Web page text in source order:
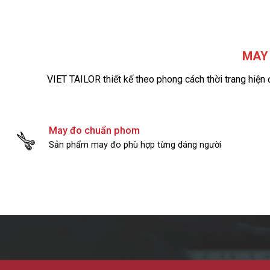
VIET TAILOR thiết kế theo phong cách thời trang
May đo chuẩn phom
Sản phẩm may đo phù hợp từng dáng người